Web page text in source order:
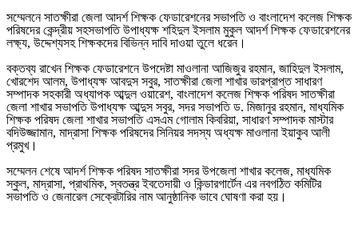
সম্মেলনে সাতক্ষীরা জেলা আদর্শ শিক্ষক ফেডারেশনের সভাপতি ও বাংলাদেশ কলেজ শিক্ষক
পরিষদের কেন্দ্রীয় সহসভাপতি উপাধ্যক্ষ শহিদুল ইসলাম মুকুল আদর্শ শিক্ষক ফেডারেশনের
লক্ষ্য, উদ্দেশ্যসহ শিক্ষকদের বিভিন্ন দাবি দাওয়া তুলে ধরেন।
বক্তব্য রাখেন শিক্ষক ফেডারেশনে উপদেষ্টা মাওলানা আজিজুর রহমান, জাহিদুল ইসলাম,
খোরশেদ আলম, উপাধ্যক্ষ আবদুস সবুর, সাতক্ষীরা জেলা শাখার ভারপ্রাপ্ত সাধারণ
সম্পাদক সহকারী অধ্যাপক আব্দুল ওয়ারেশ, বাংলাদেশ কলেজ শিক্ষক পরিষদ সাতক্ষীরা
জেলা শাখার সভাপতি উপাধ্যক্ষ আব্দুস সবুর, সদর সভাপতি ড. মিজানুর রহমান, মাধ্যমিক
শিক্ষক পরিষদ জেলা শাখার সভাপতি এসএম গোলাম কিবরিয়া, সাধারণ সম্পাদক মাস্টার
বদিউজ্জামান, মাদ্রাসা শিক্ষক পরিষদের সিনিয়র সদস্য অধ্যক্ষ মাওলানা ইয়াকুব আলী
প্রমুখ।
সম্মেলন শেষে আদর্শ শিক্ষক পরিষদ সাতক্ষীরা সদর উপজেলা শাখার কলেজ, মাধ্যমিক
স্কুল, মাদ্রাসা, প্রাথমিক, স্বতন্ত্র ইবতেদায়ী ও কিন্ডারগার্টেন এর নবগঠিত কমিটির
সভাপতি ও জেনারেল সেক্রেটারির নাম আনুষ্ঠানিক ভাবে ঘোষণা করা হয়।